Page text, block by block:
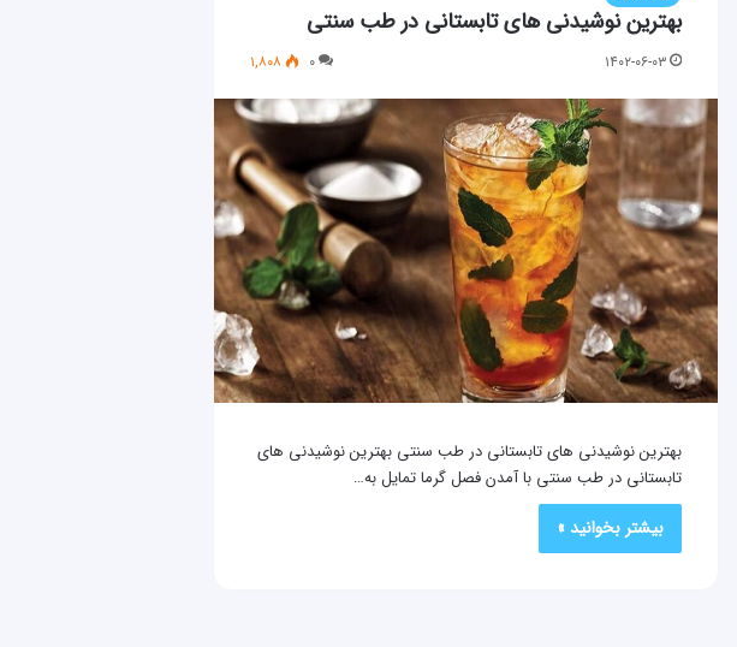
بهترین نوشیدنی های تابستانی در طب سنتی
۱۴۰۲-۰۶-۰۳ ۰ ۱,۸۰۸
بهترین نوشیدنی های تابستانی در طب سنتی بهترین نوشیدنی های
تابستانی در طب سنتی با آمدن فصل گرما تمایل به…
بیشتر بخوانید »